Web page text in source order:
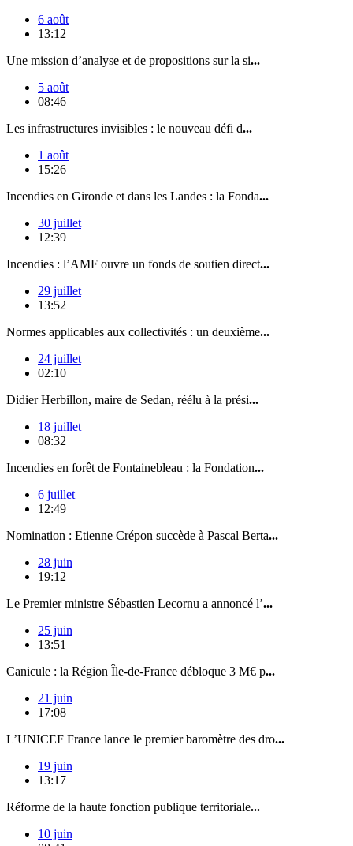
6 août
13:12
Une mission d’analyse et de propositions sur la si...
5 août
08:46
Les infrastructures invisibles : le nouveau défi d...
1 août
15:26
Incendies en Gironde et dans les Landes : la Fonda...
30 juillet
12:39
Incendies : l’AMF ouvre un fonds de soutien direct...
29 juillet
13:52
Normes applicables aux collectivités : un deuxième...
24 juillet
02:10
Didier Herbillon, maire de Sedan, réélu à la prési...
18 juillet
08:32
Incendies en forêt de Fontainebleau : la Fondation...
6 juillet
12:49
Nomination : Etienne Crépon succède à Pascal Berta...
28 juin
19:12
Le Premier ministre Sébastien Lecornu a annoncé l’...
25 juin
13:51
Canicule : la Région Île-de-France débloque 3 M€ p...
21 juin
17:08
L’UNICEF France lance le premier baromètre des dro...
19 juin
13:17
Réforme de la haute fonction publique territoriale...
10 juin